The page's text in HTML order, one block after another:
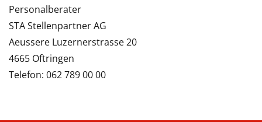
Personalberater
STA Stellenpartner AG
Aeussere Luzernerstrasse 20
4665 Oftringen
Telefon: 062 789 00 00